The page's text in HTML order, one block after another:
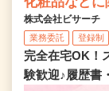
株式会社ビサーチ
業務委託 登録制
完全在宅OK！
験歓迎♪履歴書